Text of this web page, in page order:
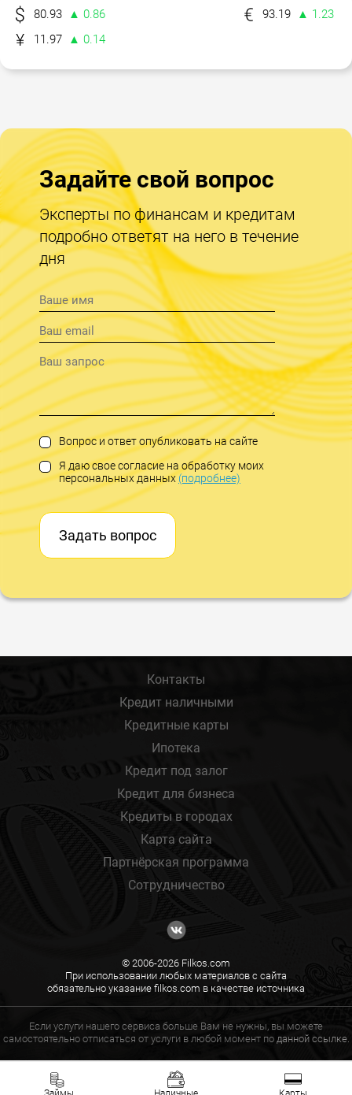
80.93 ▲ 0.86 93.19
▲ 1.23
11.97
▲ 0.14
Задайте свой вопрос
Эксперты по финансам и кредитам
подробно ответят на него в течение
дня
Вопрос и ответ опубликовать на сайте
Я даю свое согласие на обработку моих
персональных данных(подробнее)
Задать вопрос
Контакты
Кредит наличными
Кредитные карты
Ипотека
Кредит под залог
Кредит для бизнеса
Кредиты в городах
Карта сайта
Партнёрская программа
Сотрудничество
© 2006-2026 Filkos.com
При использовании любых материалов с сайта
обязательно указание filkos.com в качестве источника
Если услуги нашего сервиса больше Вам не нужны, вы можете
самостоятельно отписаться от услуги в любой момент по данной ссылке.